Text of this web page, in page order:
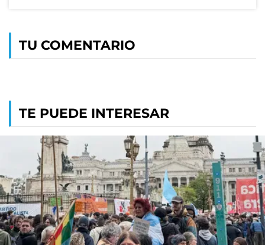
TU COMENTARIO
TE PUEDE INTERESAR